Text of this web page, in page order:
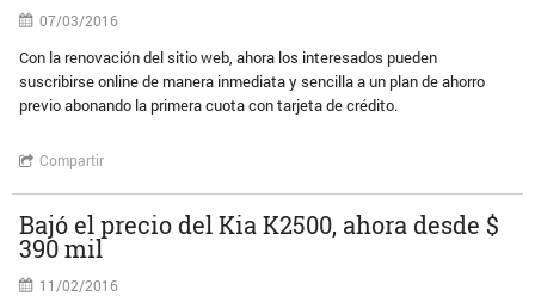
07/03/2016
Con la renovación del sitio web, ahora los interesados pueden
suscribirse online de manera inmediata y sencilla a un plan de ahorro
previo abonando la primera cuota con tarjeta de crédito.
Compartir
Bajó el precio del Kia K2500, ahora desde $
390 mil
11/02/2016